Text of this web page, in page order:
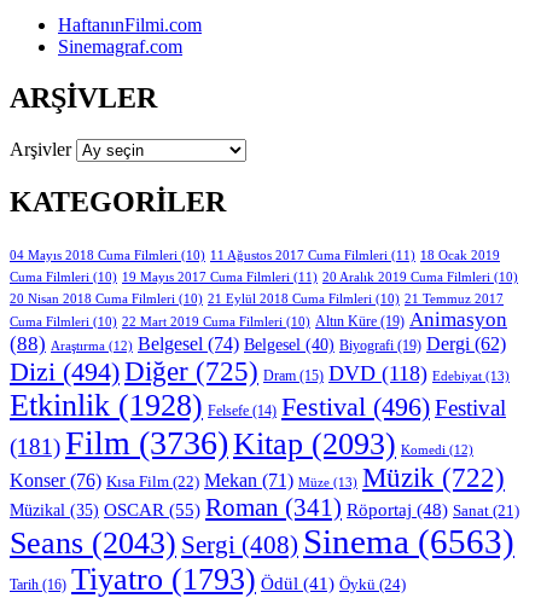
HaftanınFilmi.com
Sinemagraf.com
ARŞIVLER
Arşivler
KATEGORILER
04 Mayıs 2018 Cuma Filmleri (10) 11 Ağustos 2017 Cuma Filmleri (11) 18 Ocak 2019
Cuma Filmleri (10) 19 Mayıs 2017 Cuma Filmleri (11) 20 Aralık 2019 Cuma Filmleri (10)
20 Nisan 2018 Cuma Filmleri (10) 21 Eylül 2018 Cuma Filmleri (10) 21 Temmuz 2017
Cuma Filmleri (10) 22 Mart 2019 Cuma Filmleri (10) Altın Küre (19) Animasyon
(88) Araştırma (12) Belgesel (74) Belgesel (40) Biyografi (19) Dergi (62)
Dizi (494)Diğer (725) Dram (15) DVD (118) Edebiyat (13)
Etkinlik (1928) Felsefe (14) Festival (496)Festival
(181)Film (3736)Kitap (2093) Komedi (12)
Konser(76) Kısa Film (22) Mekan (71) Müze (13) Müzik (722)
Müzikal (35) OSCAR (55) Roman (341) Röportaj (48) Sanat (21)
Seans (2043) Sergi (408) Sinema (6563)
Tarih (16) Tiyatro (1793) Ödül (41) Öykü (24)